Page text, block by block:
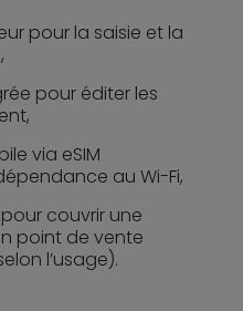
pour la saisie et la
pour éditer les
via eSIM
au Wi-Fi,
couvrir une
point de vente
l’usage).